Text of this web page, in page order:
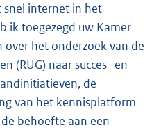
internet in het
ik toegezegd uw Kamer
het onderzoek van de
(RUG) naar succes- en
de
van het kennisplatform
behoefte aan een